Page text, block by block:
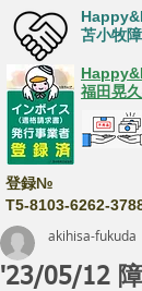
苫小牧
福田晃
登録№
T5-8103-6262-
'23/05/12
akihisa-fukuda